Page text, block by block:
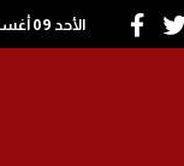
الأحد 09 أغسطس 2026